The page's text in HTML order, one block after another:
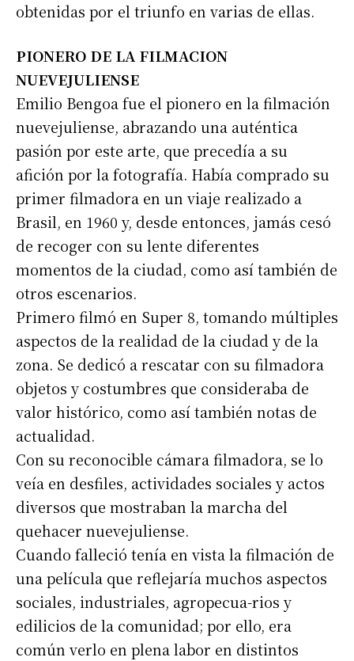
obtenidas por el triunfo en varias de ellas.
PIONERO DE LA FILMACION
NUEVEJULIENSE
Emilio Bengoa fue el pionero en la filmación
nuevejuliense, abrazando una auténtica
pasión por este arte, que precedía a su
afición por la fotografía. Había comprado su
primer filmadora en un viaje realizado a
Brasil, en 1960 y, desde entonces, jamás cesó
de recoger con su lente diferentes
momentos de la ciudad, como así también de
otros escenarios.
Primero filmó en Super 8, tomando múltiples
aspectos de la realidad de la ciudad y de la
zona. Se dedicó a rescatar con su filmadora
objetos y costumbres que consideraba de
valor histórico, como así también notas de
actualidad.
Con su reconocible cámara filmadora, se lo
veía en desfiles, actividades sociales y actos
diversos que mostraban la marcha del
quehacer nuevejuliense.
Cuando falleció tenía en vista la filmación de
una película que reflejaría muchos aspectos
sociales, industriales, agropecua-rios y
edilicios de la comunidad; por ello, era
común verlo en plena labor en distintos